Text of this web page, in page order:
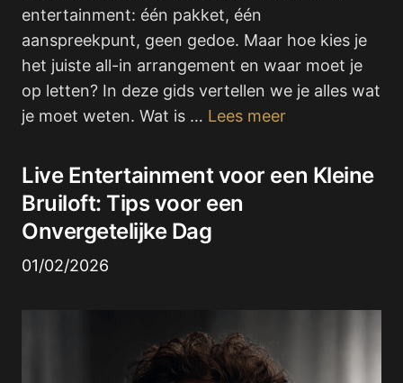
entertainment: één pakket, één
aanspreekpunt, geen gedoe. Maar hoe kies je
het juiste all-in arrangement en waar moet je
op letten? In deze gids vertellen we je alles wat
je moet weten. Wat is … Lees meer
Live Entertainment voor een Kleine
Bruiloft: Tips voor een
Onvergetelijke Dag
01/02/2026